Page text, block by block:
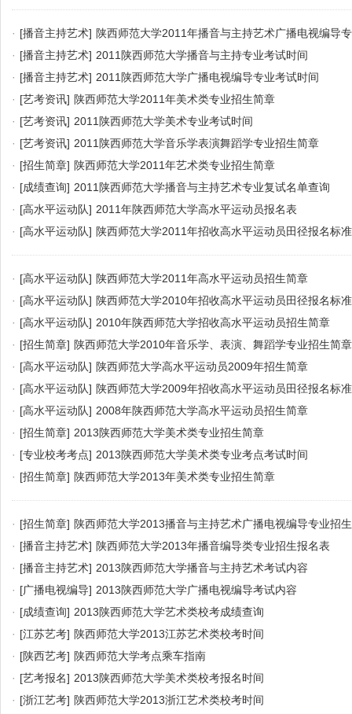
· [播音主持艺术] 陕西师范大学2011年播音与主持艺术广播电视编导
· [播音主持艺术] 2011陕西师范大学播音与主持专业考试时间
· [播音主持艺术] 2011陕西师范大学广播电视编导专业考试时间
· [艺考资讯] 陕西师范大学2011年美术类专业招生简章
· [艺考资讯] 2011陕西师范大学美术专业考试时间
· [艺考资讯] 2011陕西师范大学音乐学表演舞蹈学专业招生简章
· [招生简章] 陕西师范大学2011年艺术类专业招生简章
· [成绩查询] 2011陕西师范大学播音与主持艺术专业复试名单查询
· [高水平运动队] 2011年陕西师范大学高水平运动员报名表
· [高水平运动队] 陕西师范大学2011年招收高水平运动员田径报名标准
· [高水平运动队] 陕西师范大学2011年高水平运动员招生简章
· [高水平运动队] 陕西师范大学2010年招收高水平运动员田径报名标准
· [高水平运动队] 2010年陕西师范大学招收高水平运动员招生简章
· [招生简章] 陕西师范大学2010年音乐学、表演、舞蹈学专业招生简章
· [高水平运动队] 陕西师范大学高水平运动员2009年招生简章
· [高水平运动队] 陕西师范大学2009年招收高水平运动员田径报名标准
· [高水平运动队] 2008年陕西师范大学高水平运动员招生简章
· [招生简章] 2013陕西师范大学美术类专业招生简章
· [专业校考考点] 2013陕西师范大学美术类专业考点考试时间
· [招生简章] 陕西师范大学2013年美术类专业招生简章
· [招生简章] 陕西师范大学2013播音与主持艺术广播电视编导专业招
· [播音主持艺术] 陕西师范大学2013年播音编导类专业招生报名表
· [播音主持艺术] 2013陕西师范大学播音与主持艺术考试内容
· [广播电视编导] 2013陕西师范大学广播电视编导考试内容
· [成绩查询] 2013陕西师范大学艺术类校考成绩查询
· [江苏艺考] 陕西师范大学2013江苏艺术类校考时间
· [陕西艺考] 陕西师范大学考点乘车指南
· [艺考报名] 2013陕西师范大学美术类校考报名时间
· [浙江艺考] 陕西师范大学2013浙江艺术类校考时间